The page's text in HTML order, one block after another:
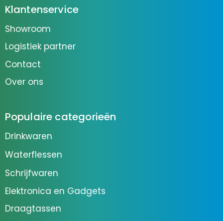
Klantenservice
Showroom
Logistiek partner
Contact
Over ons
Populaire categorieën
Drinkwaren
Waterflessen
Schrijfwaren
Elektronica en Gadgets
Draagtassen